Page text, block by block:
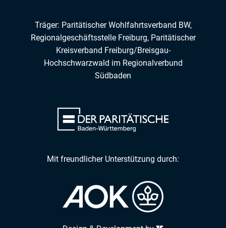
Träger: Paritätischer Wohlfahrtsverband BW,
Regionalgeschäftsstelle Freiburg, Paritätischer
Kreisverband Freiburg/Breisgau-
Hochschwarzwald im Regionalverbund
Südbaden
Mit freundlicher Unterstützung durch: